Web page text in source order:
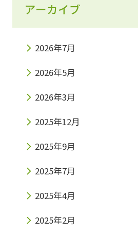
アーカイブ
2026年7月
2026年5月
2026年3月
2025年12月
2025年9月
2025年7月
2025年4月
2025年2月